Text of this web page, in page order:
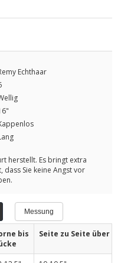
Echthaar
herstellt. Es bringt extra
dass Sie keine Angst vor
Messung
bis
Seite zu Seite über